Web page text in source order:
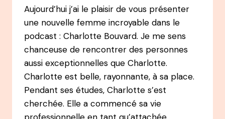
Aujourd’hui j’ai le plaisir de vous présenter
une nouvelle femme incroyable dans le
podcast : Charlotte Bouvard. Je me sens
chanceuse de rencontrer des personnes
aussi exceptionnelles que Charlotte.
Charlotte est belle, rayonnante, à sa place.
Pendant ses études, Charlotte s’est
cherchée. Elle a commencé sa vie